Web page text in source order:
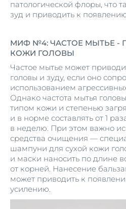
патологической флоры, что
зуд и приводить к
МИФ №4: ЧАСТОЕ МЫТЬЕ -
КОЖИ ГОЛОВЫ
Частое мытье может
головы и зуду, если оно
использованием
Однако частота мытья
типом кожи и степенью
и в норме составлять от 1
в неделю. При этом важно
средства очищения —
шампуни для сухой кожи
и маски наносить по длине
от корней. Нанесение
может приводить к
усилению.